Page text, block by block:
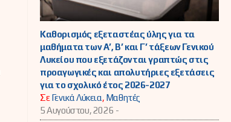
Καθορισμός εξεταστέας ύλης για τα
μαθήματα των Α’, Β’ και Γ’ τάξεων Γενικού
Λυκείου που εξετάζονται γραπτώς στις
προαγωγικές και απολυτήριες εξετάσεις
για το σχολικό έτος 2026-2027
ΣεΓενικά Λύκεια, Μαθητές
5 Αυγούστου, 2026 -